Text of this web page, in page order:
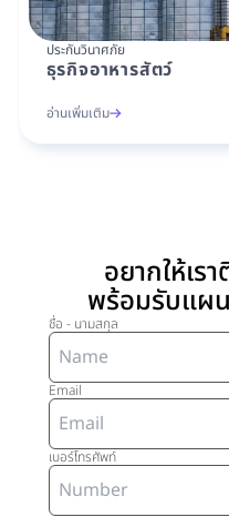
ประกันวินาศภัย
ธุรกิจอาหารสัตว์
อ่านเพิ่มเติม
อยากให้เร
พร้อมรับแผ
ชื่อ - นามสกุล
Email
เบอร์โทรศัพท์